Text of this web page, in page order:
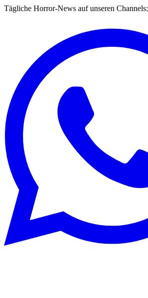
Tägliche Horror-News auf unseren Channels: